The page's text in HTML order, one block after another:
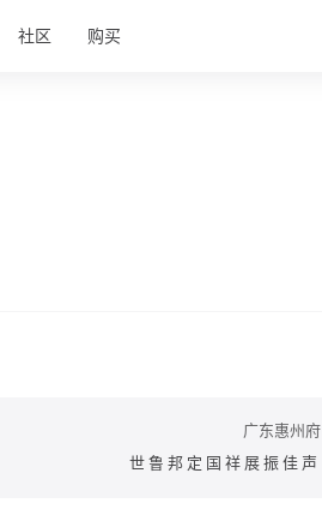
社区 购买
广东惠州府
世鲁邦定国祥展振佳声